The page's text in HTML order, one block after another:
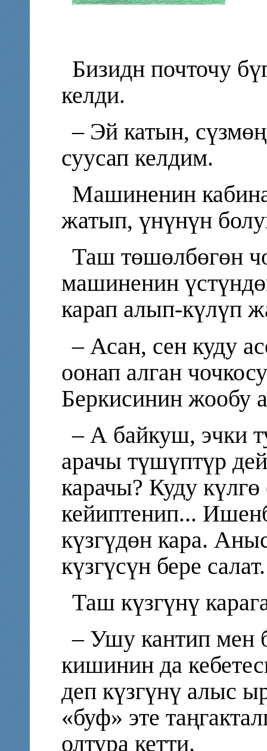
Бизидн почточу
келди.
– Эй катын,
суусап келдим.
Машиненин
жатып, үнүнүн
Таш төшөлбөгөн
машиненин
карап алып-күлүп
– Асан, сен куду
оонап алган
Беркисинин жообу
– А байкуш, эчки
арачы түшүптүр
карачы? Куду
кейиптенип...
күзгүдөн кара.
күзгүсүн бере салат.
Таш күзгүнү
– Ушу кантип мен
кишинин да
деп күзгүнү алыс
«буф» эте
олтура кетти.